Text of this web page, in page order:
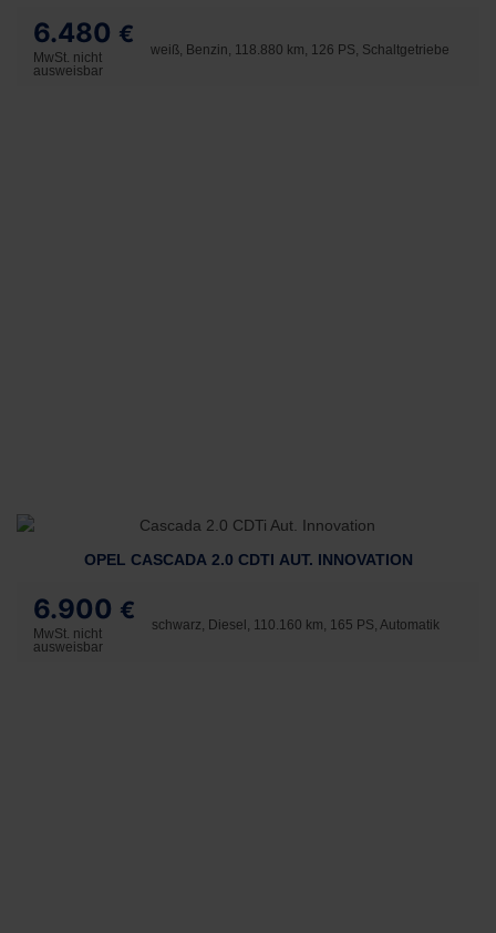
6.480 €
MwSt. nicht
ausweisbar
weiß, Benzin, 118.880 km, 126 PS, Schaltgetriebe
OPEL CASCADA 2.0 CDTI AUT. INNOVATION
6.900 €
MwSt. nicht
ausweisbar
schwarz, Diesel, 110.160 km, 165 PS, Automatik